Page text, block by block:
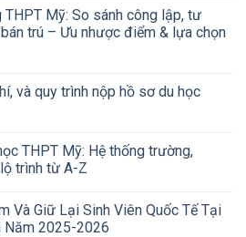
Mỹ: So sánh công lập, tư
trú – Ưu nhược điểm & lựa chọn
và quy trình nộp hồ sơ du học
THPT Mỹ: Hệ thống trường,
trình từ A-Z
Và Giữ Lại Sinh Viên Quốc Tế Tại
Năm 2025-2026